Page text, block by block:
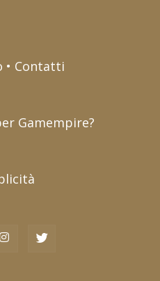
• Contatti
Gamempire?